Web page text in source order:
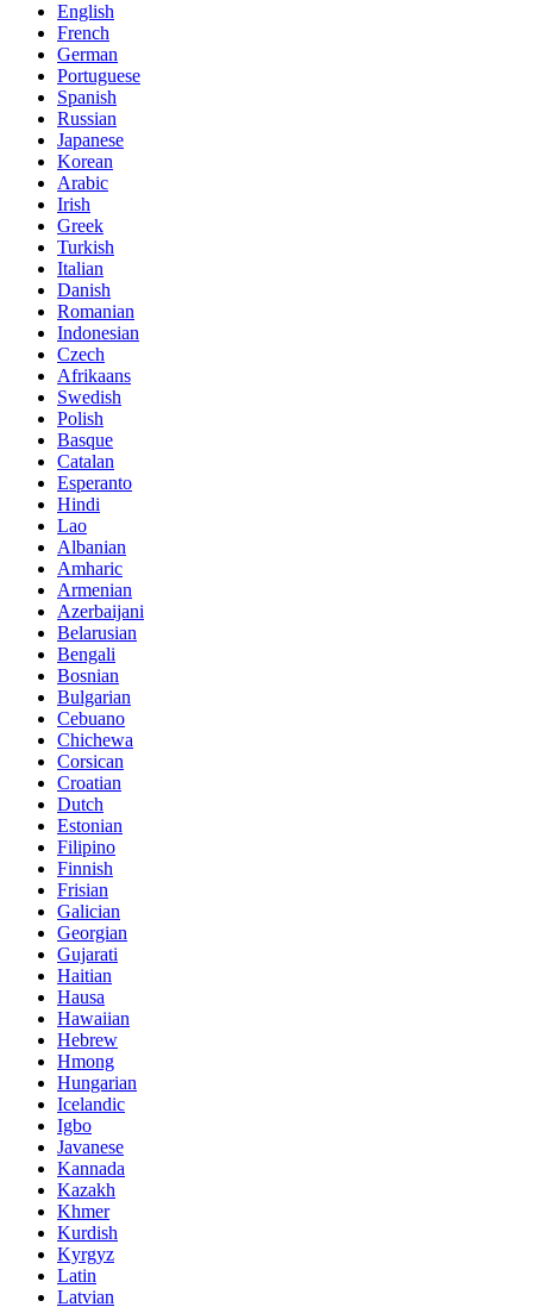
English
French
German
Portuguese
Spanish
Russian
Japanese
Korean
Arabic
Irish
Greek
Turkish
Italian
Danish
Romanian
Indonesian
Czech
Afrikaans
Swedish
Polish
Basque
Catalan
Esperanto
Hindi
Lao
Albanian
Amharic
Armenian
Azerbaijani
Belarusian
Bengali
Bosnian
Bulgarian
Cebuano
Chichewa
Corsican
Croatian
Dutch
Estonian
Filipino
Finnish
Frisian
Galician
Georgian
Gujarati
Haitian
Hausa
Hawaiian
Hebrew
Hmong
Hungarian
Icelandic
Igbo
Javanese
Kannada
Kazakh
Khmer
Kurdish
Kyrgyz
Latin
Latvian